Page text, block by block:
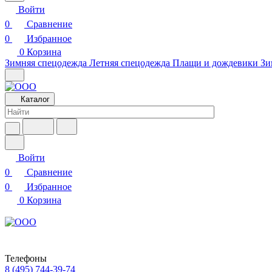
Войти
0
Сравнение
0
Избранное
0 Корзина
Зимняя спецодежда Летняя спецодежда Плащи и дождевики
Каталог
Войти
0
Сравнение
0
Избранное
0 Корзина
Телефоны
8 (495) 744-39-74